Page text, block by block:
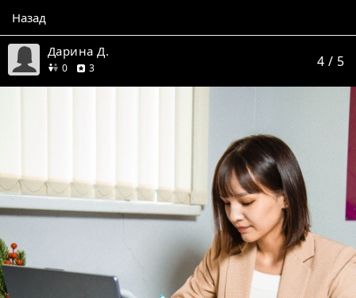
Назад
Дарина Д.
0друзей
3отзыва 4 / 5